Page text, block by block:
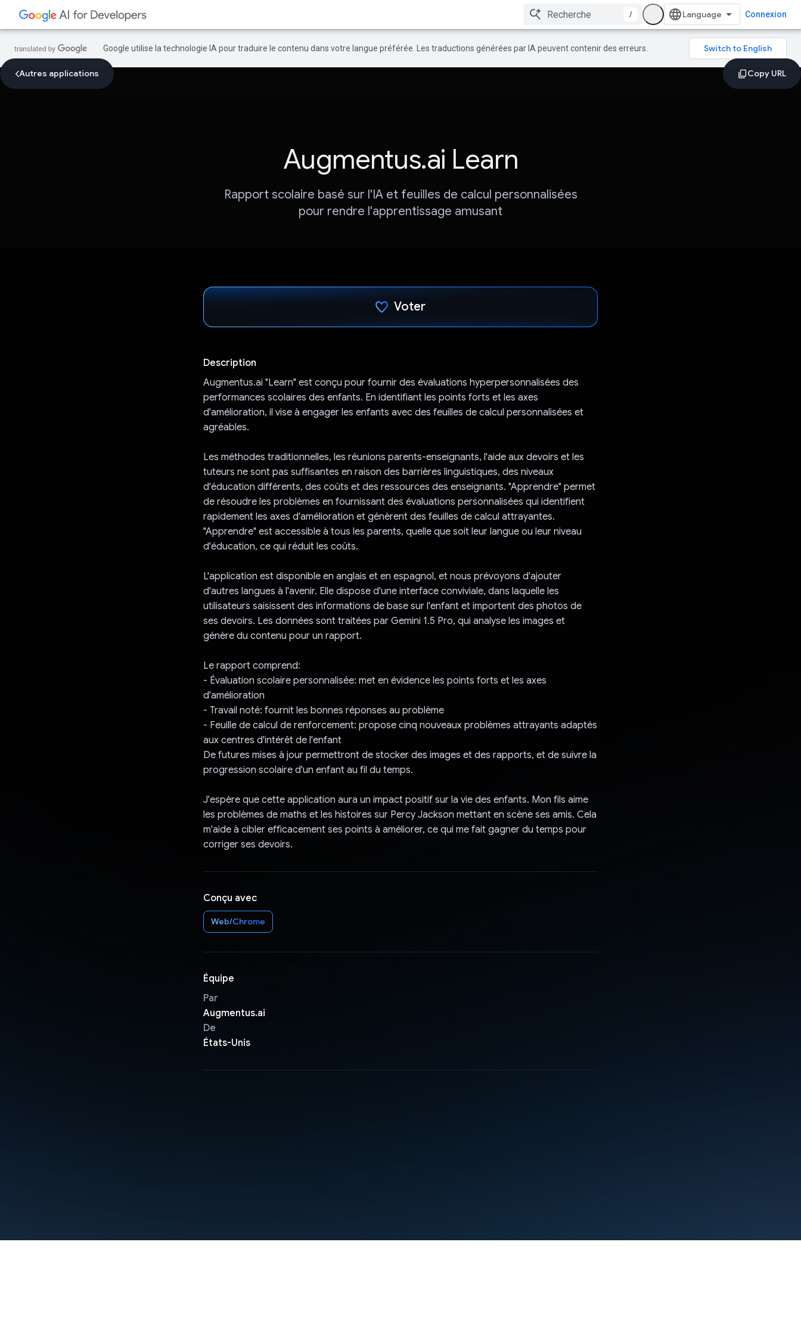
/ Connexion
Google utilise la technologie IA pour traduire le contenu dans votre langue préférée. Les traductions générées par IA peuvent contenir des erreurs.
Autres applications
Augmentus.ai Learn
Rapport scolaire basé sur l'IA et feuilles de calcul personnalisées
pour rendre l'apprentissage amusant
Voter
Description
Augmentus.ai "Learn" est conçu pour fournir des évaluations hyperpersonnalisées des
performances scolaires des enfants. En identifiant les points forts et les axes
d'amélioration, il vise à engager les enfants avec des feuilles de calcul personnalisées et
agréables.
Les méthodes traditionnelles, les réunions parents-enseignants, l'aide aux devoirs et les
tuteurs ne sont pas suffisantes en raison des barrières linguistiques, des niveaux
d'éducation différents, des coûts et des ressources des enseignants. "Apprendre" permet
de résoudre les problèmes en fournissant des évaluations personnalisées qui identifient
rapidement les axes d'amélioration et génèrent des feuilles de calcul attrayantes.
"Apprendre" est accessible à tous les parents, quelle que soit leur langue ou leur niveau
d'éducation, ce qui réduit les coûts.
L'application est disponible en anglais et en espagnol, et nous prévoyons d'ajouter
d'autres langues à l'avenir. Elle dispose d'une interface conviviale, dans laquelle les
utilisateurs saisissent des informations de base sur l'enfant et importent des photos de
ses devoirs. Les données sont traitées par Gemini 1.5 Pro, qui analyse les images et
génère du contenu pour un rapport.
Le rapport comprend:
- Évaluation scolaire personnalisée: met en évidence les points forts et les axes
d'amélioration
- Travail noté: fournit les bonnes réponses au problème
- Feuille de calcul de renforcement: propose cinq nouveaux problèmes attrayants adaptés
aux centres d'intérêt de l'enfant
De futures mises à jour permettront de stocker des images et des rapports, et de suivre la
progression scolaire d'un enfant au fil du temps.
J'espère que cette application aura un impact positif sur la vie des enfants. Mon fils aime
les problèmes de maths et les histoires sur Percy Jackson mettant en scène ses amis. Cela
m'aide à cibler efficacement ses points à améliorer, ce qui me fait gagner du temps pour
corriger ses devoirs.
Conçu avec
Web/Chrome
Équipe
Par
Augmentus.ai
De
États-Unis